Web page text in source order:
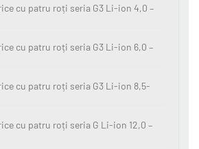
cu patru roți seria G3 Li-ion 4,0 –
cu patru roți seria G3 Li-ion 6,0 –
cu patru roți seria G3 Li-ion 8,5-
cu patru roți seria G Li-ion 12,0 –